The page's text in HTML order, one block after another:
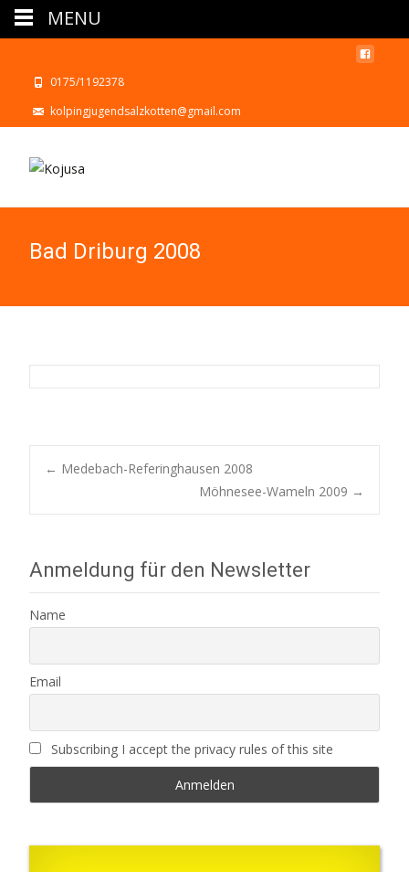
0175/1192378
kolpingjugendsalzkotten@gmail.com
Bad Driburg 2008
Post
← Medebach-Referinghausen 2008
Möhnesee-Wameln 2009 →
Anmeldung für den Newsletter
Name
Email
Subscribing I accept the privacy rules of this site
MENU